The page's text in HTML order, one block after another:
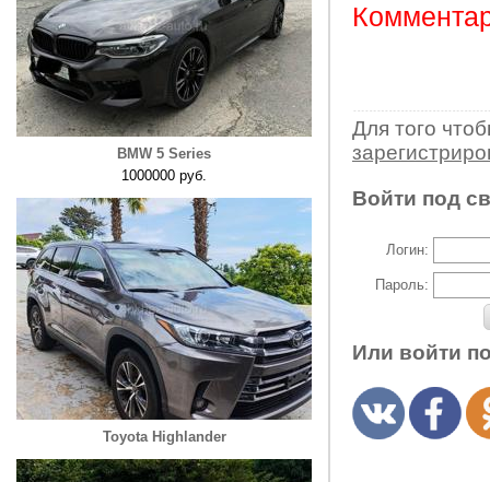
BMW 5 Series
1000000 руб.
Toyota Highlander
Для того
Войти под
Логин:
Пароль:
Или войти